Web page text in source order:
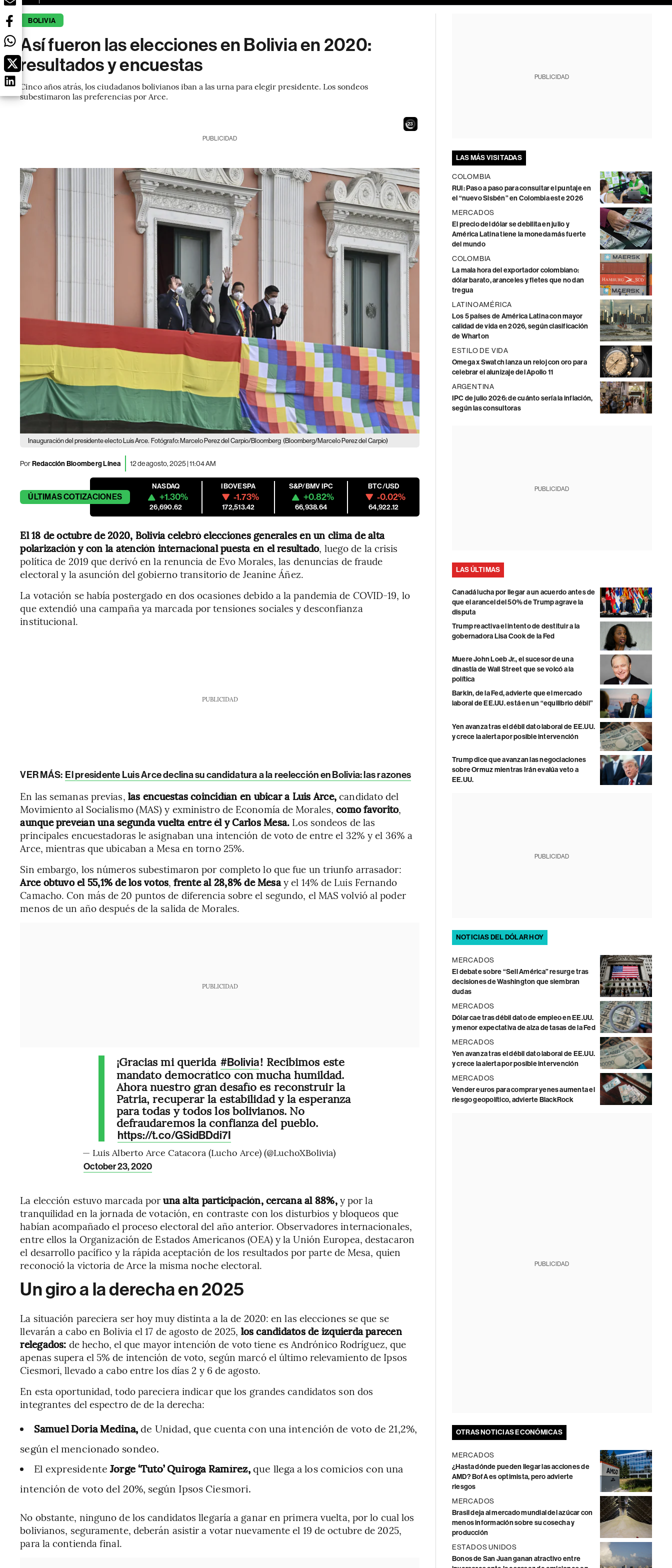
BOLIVIA
Así fueron las elecciones en Bolivia en 2020:
resultados y encuestas
Cinco años atrás, los ciudadanos bolivianos iban a las urna para elegir presidente. Los sondeos
subestimaron las preferencias por Arce.
21
PUBLICIDAD
Inauguración del presidente electo Luis Arce. Fotógrafo: Marcelo Perez del Carpio/Bloomberg (Bloomberg/Marcelo Perez del Carpio)
PorRedacción Bloomberg Línea 12 de agosto, 2025 | 11:04 AM
ÚLTIMASCOTIZACIONES
NASDAQ
+1.30%
26,690.62
IBOVESPA
-1.73%
172,513.42
S&P/BMV IPC
+0.82%
66,938.64
BTC/USD
-0.02%
64,922.12
El 18 de octubre de 2020, Bolivia celebró elecciones generales en un clima de alta
polarización y con la atención internacional puesta en el resultado, luego de la crisis
política de 2019 que derivó en la renuncia de Evo Morales, las denuncias de fraude
electoral y la asunción del gobierno transitorio de Jeanine Áñez.
La votación se había postergado en dos ocasiones debido a la pandemia de COVID-19, lo
que extendió una campaña ya marcada por tensiones sociales y desconfianza
institucional.
PUBLICIDAD
VER MÁS: El presidente Luis Arce declina su candidatura a la reelección en Bolivia: las razones
En las semanas previas, las encuestas coincidían en ubicar a Luis Arce,candidato del
Movimiento al Socialismo (MAS) y exministro de Economía de Morales,como favorito,
aunque preveían una segunda vuelta entre él y Carlos Mesa. Los sondeos de las
principales encuestadoras le asignaban una intención de voto de entre el 32% y el 36% a
Arce, mientras que ubicaban a Mesa en torno 25%.
Sin embargo, los números subestimaron por completo lo que fue un triunfo arrasador:
Arce obtuvo el 55,1% de los votos,frente al 28,8% de Mesay el 14% de Luis Fernando
Camacho. Con más de 20 puntos de diferencia sobre el segundo, el MAS volvió al poder
menos de un año después de la salida de Morales.
PUBLICIDAD
¡Gracias mi querida #Bolivia! Recibimos este
mandato democrático con mucha humildad.
Ahora nuestro gran desafío es reconstruir la
Patria, recuperar la estabilidad y la esperanza
para todas y todos los bolivianos. No
defraudaremos la confianza del pueblo.
https://t.co/GSidBDdi7I
— Luis Alberto Arce Catacora (Lucho Arce) (@LuchoXBolivia)
October 23, 2020
La elección estuvo marcada poruna alta participación, cercana al 88%,y por la
tranquilidad en la jornada de votación, en contraste con los disturbios y bloqueos que
habían acompañado el proceso electoral del año anterior. Observadores internacionales,
entre ellos la Organización de Estados Americanos (OEA) y la Unión Europea, destacaron
el desarrollo pacífico y la rápida aceptación de los resultados por parte de Mesa, quien
reconoció la victoria de Arce la misma noche electoral.
Un giro a la derecha en 2025
La situación pareciera ser hoy muy distinta a la de 2020: en las elecciones se que se
llevarán a cabo en Bolivia el 17 de agosto de 2025, los candidatos de izquierda parecen
relegados: de hecho, el que mayor intención de voto tiene es Andrónico Rodríguez, que
apenas supera el 5% de intención de voto, según marcó el último relevamiento de Ipsos
Ciesmori, llevado a cabo entre los días 2 y 6 de agosto.
En esta oportunidad, todo pareciera indicar que los grandes candidatos son dos
integrantes del espectro de de la derecha:
Samuel Doria Medina,de Unidad, que cuenta con una intención de voto de 21,2%,
según el mencionado sondeo.
El expresidente Jorge ‘Tuto’ Quiroga Ramírez,que llega a los comicios con una
intención de voto del 20%, según Ipsos Ciesmori.
No obstante, ninguno de los candidatos llegaría a ganar en primera vuelta, por lo cual los
bolivianos, seguramente, deberán asistir a votar nuevamente el 19 de octubre de 2025,
para la contienda final.
PUBLICIDAD
LAS MÁS VISITADAS
COLOMBIA
RUI: Paso a paso para consultar el puntaje en
el “nuevo Sisbén” en Colombia este 2026
MERCADOS
El precio del dólar se debilita en julio y
América Latina tiene la moneda más fuerte
del mundo
COLOMBIA
La mala hora del exportador colombiano:
dólar barato, aranceles y fletes que no dan
tregua
LATINOAMÉRICA
Los 5 países de América Latina con mayor
calidad de vida en 2026, según clasificación
de Wharton
ESTILO DE VIDA
Omega x Swatch lanza un reloj con oro para
celebrar el alunizaje del Apollo 11
ARGENTINA
IPC de julio 2026: de cuánto sería la inflación,
según las consultoras
PUBLICIDAD
LAS ÚLTIMAS
Canadá lucha por llegar a un acuerdo antes de
que el arancel del 50% de Trump agrave la
disputa
Trump reactiva el intento de destituir a la
gobernadora Lisa Cook de la Fed
Muere John Loeb Jr., el sucesor de una
dinastía de Wall Street que se volcó a la
política
Barkin, de la Fed, advierte que el mercado
laboral de EE.UU. está en un “equilibrio débil”
Yen avanza tras el débil dato laboral de EE.UU.
y crece la alerta por posible intervención
Trump dice que avanzan las negociaciones
sobre Ormuz mientras Irán evalúa veto a
EE.UU.
PUBLICIDAD
NOTICIAS DEL DÓLAR HOY
MERCADOS
El debate sobre “Sell América” resurge tras
decisiones de Washington que siembran
dudas
MERCADOS
Dólar cae tras débil dato de empleo en EE.UU.
y menor expectativa de alza de tasas de la Fed
MERCADOS
Yen avanza tras el débil dato laboral de EE.UU.
y crece la alerta por posible intervención
MERCADOS
Vender euros para comprar yenes aumenta el
riesgo geopolítico, advierte BlackRock
PUBLICIDAD
OTRAS NOTICIAS ECONÓMICAS
MERCADOS
¿Hasta dónde pueden llegar las acciones de
AMD? BofA es optimista, pero advierte
riesgos
MERCADOS
Brasil deja al mercado mundial del azúcar con
menos información sobre su cosecha y
producción
ESTADOS UNIDOS
Bonos de San Juan ganan atractivo entre